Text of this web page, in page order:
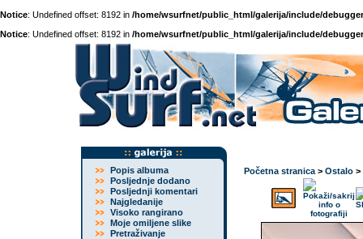
Notice: Undefined offset: 8192 in /home/wsurfnet/public_html/galerija/include/
Notice: Undefined offset: 8192 in /home/wsurfnet/public_html/galerija/include/
Popis albuma
Posljednje dodano
Posljednji komentari
Najgledanije
Visoko rangirano
Moje omiljene slike
Pretraživanje
Početna stranica > Ostalo >